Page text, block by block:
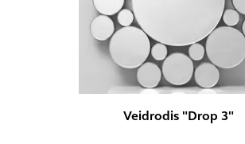
Veidrodis "Drop 3"